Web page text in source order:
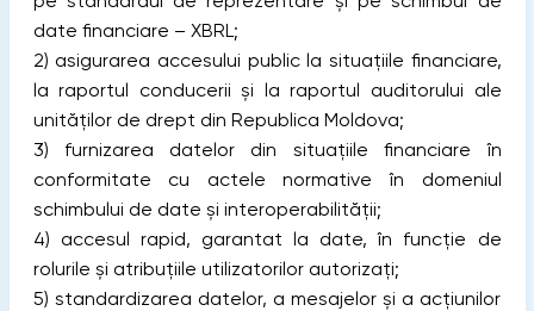
date financiare – XBRL;
2) asigurarea accesului public la situațiile financiare,
la raportul conducerii și la raportul auditorului ale
unităților de drept din Republica Moldova;
3) furnizarea datelor din situațiile financiare în
conformitate cu actele normative în domeniul
schimbului de date și interoperabilității;
4) accesul rapid, garantat la date, în funcție de
rolurile și atribuțiile utilizatorilor autorizați;
5) standardizarea datelor, a mesajelor și a acțiunilor